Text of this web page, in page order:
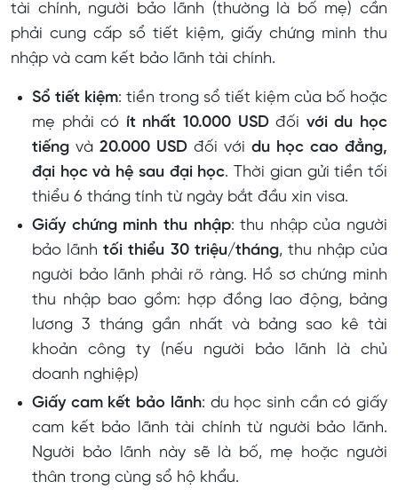
tài chính, người bảo lãnh (thường là bố mẹ) cần
phải cung cấp sổ tiết kiệm, giấy chứng minh thu
nhập và cam kết bảo lãnh tài chính.
Sổ tiết kiệm: tiền trong sổ tiết kiệm của bố hoặc
mẹ phải có ít nhất 10.000 USDđối với du học
tiếng và 20.000 USD đối với du học cao đẳng,
đại học và hệ sau đại học. Thời gian gửi tiền tối
thiểu 6 tháng tính từ ngày bắt đầu xin visa.
Giấy chứng minh thu nhập: thu nhập của người
bảo lãnhtối thiểu 30 triệu/tháng, thu nhập của
người bảo lãnh phải rõ ràng. Hồ sơ chứng minh
thu nhập bao gồm: hợp đồng lao động, bảng
lương 3 tháng gần nhất và bảng sao kê tài
khoản công ty (nếu người bảo lãnh là chủ
doanh nghiệp)
Giấy cam kết bảo lãnh: du học sinh cần có giấy
cam kết bảo lãnh tài chính từ người bảo lãnh.
Người bảo lãnh này sẽ là bố, mẹ hoặc người
thân trong cùng sổ hộ khẩu.